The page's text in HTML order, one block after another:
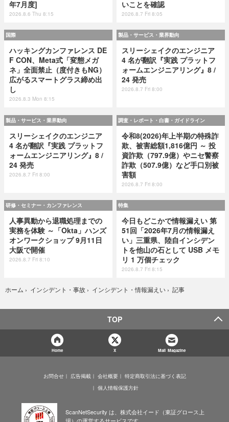
年7月度]
2026.8.6 Thu 8:15
いことを確認
2026.8.7 Fri 8:05
国際
ハッキングカンファレンス DE
F CON、Meta式「変態メガ
ネ」全面禁止（度付きもNG）
広がるスマートグラス締め出
し
2026.8.3 Mon 8:15
製品・サービス・業界動向
スリーシェイクのエンジニア
4 名が翻訳『実践 プラットフ
ォームエンジニアリング』8 /
24 発売
2026.8.7 Fri 8:00
製品・サービス・業界動向
スリーシェイクのエンジニア
4 名が翻訳『実践 プラットフ
ォームエンジニアリング』8 /
24 発売
2026.8.7 Fri 8:00
調査・レポート・白書・ガイドライン
令和8(2026)年上半期の特殊詐
欺、被害総額1,816億円 ～ 投
資詐欺（797.9億）やニセ警察
詐欺（507.9億）など手口別被
害額
2026.8.7 Fri 8:00
研修・セミナー・カンファレンス
人事異動から退職処理までの
実務を体験 ～「Okta」ハンズ
オンワークショップ 9月11日
大阪で開催
2026.8.7 Fri 8:10
特集
今日もどこかで情報漏えい 第
51回「2026年7月の情報漏え
い」三重県、陸自インシデン
トを他山の石として USB メモ
リ 1 万個チェック
2026.8.7 Fri 8:15
ホーム › インシデント・事故 › インシデント・情報漏えい › 記事
TOP
Home X Mail Magazine
お問合せ 広告掲載 会社概要
特定商取引法に基づく表記
個人情報保護方針
ScanNetSecurity は、株式会社イード（東証グロース上